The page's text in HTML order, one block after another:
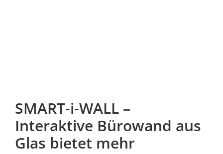
SMART-i-WALL –
Interaktive Bürowand aus
Glas bietet mehr